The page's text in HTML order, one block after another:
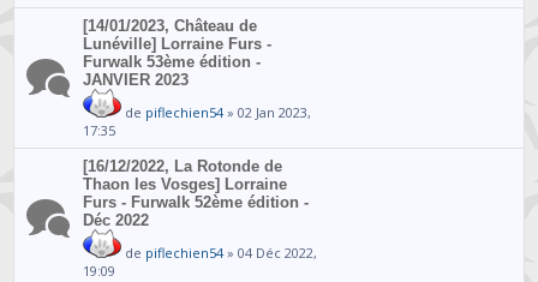
[14/01/2023, Château de
Lunéville] Lorraine Furs -
Furwalk 53ème édition -
JANVIER 2023
de piflechien54» 02 Jan 2023,
17:35
[16/12/2022, La Rotonde de
Thaon les Vosges] Lorraine
Furs - Furwalk 52ème édition -
Déc 2022
de piflechien54» 04 Déc 2022,
19:09